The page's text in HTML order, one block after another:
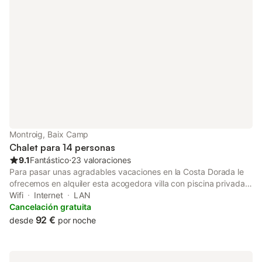
Montroig, Baix Camp
Chalet para 14 personas
9.1Fantástico⋅23 valoraciones
Para pasar unas agradables vacaciones en la Costa Dorada le
ofrecemos en alquiler esta acogedora villa con piscina privada,
con capacidad para 14 personas, con 5 dormitorios y tres
baños, situada en la tranquila urbanización residencial Solemio
de Miami Playa, cerca de la playa, en una zona ideal para
Wifi Internet
LAN
Cancelación gratuita
desde 92 € por noche